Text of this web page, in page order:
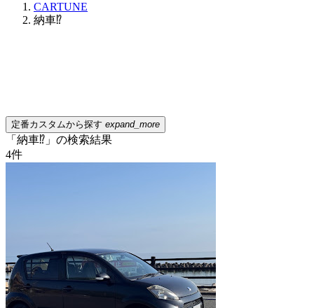
CARTUNE
納車⁉️
定番カスタムから探す expand_more
「納車⁉️」の検索結果
4件